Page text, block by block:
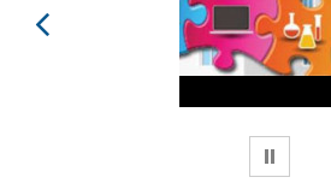
prev
WSTRZYMAJ